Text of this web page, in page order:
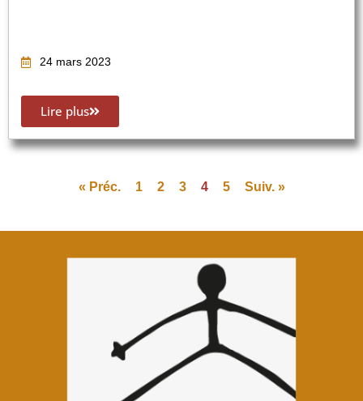
24 mars 2023
Lire plus
« Préc. 1 2 3 4 5 Suiv. »